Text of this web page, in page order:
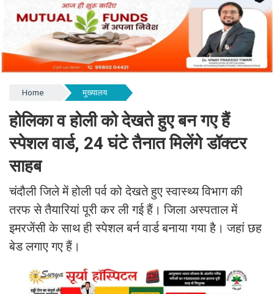
Home मुख्यालय
होलिका व होली को देखते हुए बन गए हैं
स्पेशल वार्ड, 24 घंटे तैनात मिलेंगे डॉक्टर
साहब ​​​​​​​
चंदौली जिले में होली पर्व को देखते हुए स्वास्थ्य विभाग की
तरफ से तैयारियां पूरी कर ली गई हैं। जिला अस्पताल में
इमरजेंसी के साथ ही स्पेशल बर्न वार्ड बनाया गया है। जहां छह
बेड लगाए गए हैं।